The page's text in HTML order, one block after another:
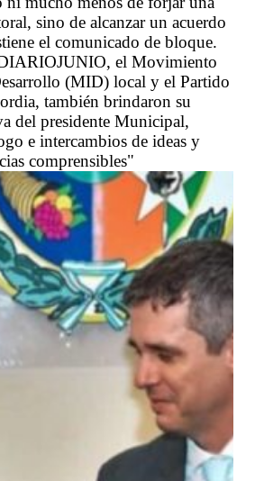
sino de alcanzar un acuerdo
el comunicado de bloque.
el Movimiento
(MID) local y el Partido
también brindaron su
del presidente Municipal,
e intercambios de ideas y
comprensibles"